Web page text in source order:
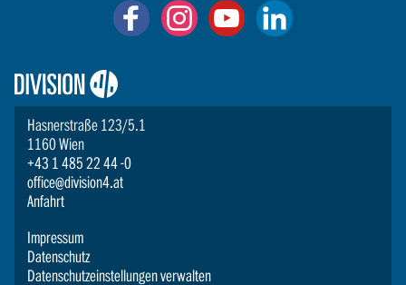
Logo:
Division4
Hasnerstraße 123/5.1
1160 Wien
+43 1 485 22 44 -0
office@division4.at
Anfahrt
Impressum
Datenschutz
Datenschutzeinstellungen verwalten